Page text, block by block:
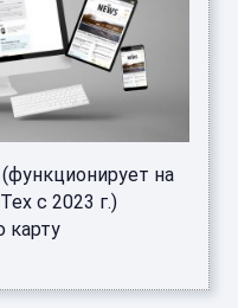
на
с 2023 г.)
карту